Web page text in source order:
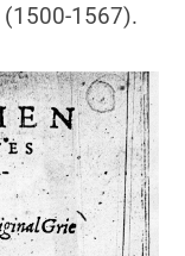
(1500-1567).